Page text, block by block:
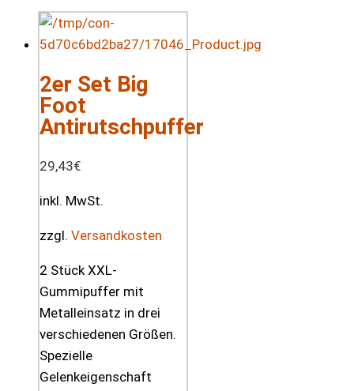
2er Set Big
Foot
Antirutschpuffer
29,43€
inkl. MwSt.
zzgl. Versandkosten
2 Stück XXL-
Gummipuffer mit
Metalleinsatz in drei
verschiedenen Größen.
Spezielle
Gelenkeigenschaft